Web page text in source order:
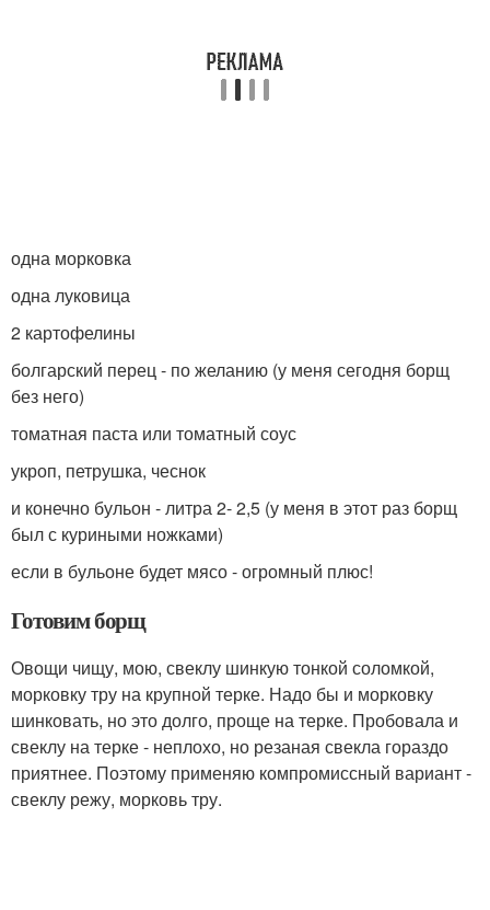
одна морковка
одна луковица
2 картофелины
болгарский перец - по желанию (у меня сегодня борщ
без него)
томатная паста или томатный соус
укроп, петрушка, чеснок
и конечно бульон - литра 2- 2,5 (у меня в этот раз борщ
был с куриными ножками)
если в бульоне будет мясо - огромный плюс!
Готовим борщ
Овощи чищу, мою, свеклу шинкую тонкой соломкой,
морковку тру на крупной терке. Надо бы и морковку
шинковать, но это долго, проще на терке. Пробовала и
свеклу на терке - неплохо, но резаная свекла гораздо
приятнее. Поэтому применяю компромиссный вариант -
свеклу режу, морковь тру.